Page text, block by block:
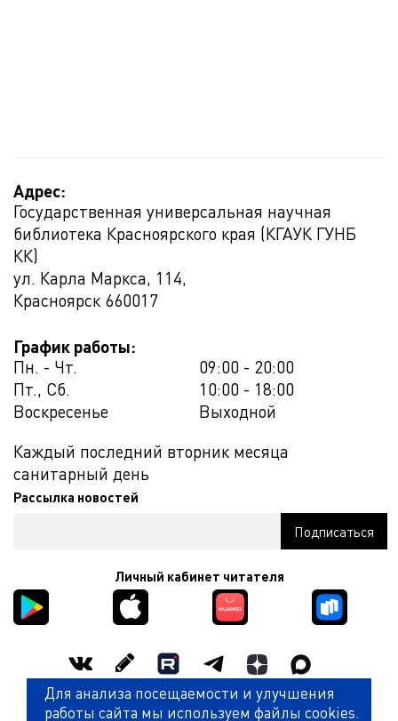
Адрес:
Государственная универсальная научная
библиотека Красноярского края (КГАУК ГУНБ
КК)
ул. Карла Маркса, 114,
Красноярск 660017
График работы:
Пн. - Чт.
09:00 - 20:00
Пт., Сб.
10:00 - 18:00
Воскресенье
Выходной
Каждый последний вторник месяца
санитарный день
Рассылка новостей
Личный кабинет читателя
Оценить работу библиотеки
Для анализа посещаемости и улучшения
работы сайта мы используем файлы cookies.